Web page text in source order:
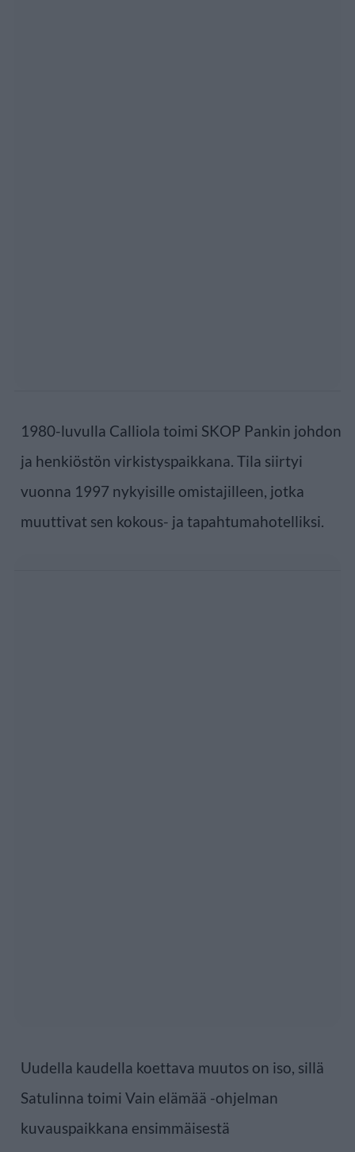
1980-luvulla Calliola toimi SKOP Pankin johdon
ja henkiöstön virkistyspaikkana. Tila siirtyi
vuonna 1997 nykyisille omistajilleen, jotka
muuttivat sen kokous- ja tapahtumahotelliksi.
Uudella kaudella koettava muutos on iso, sillä
Satulinna toimi Vain elämää -ohjelman
kuvauspaikkana ensimmäisestä